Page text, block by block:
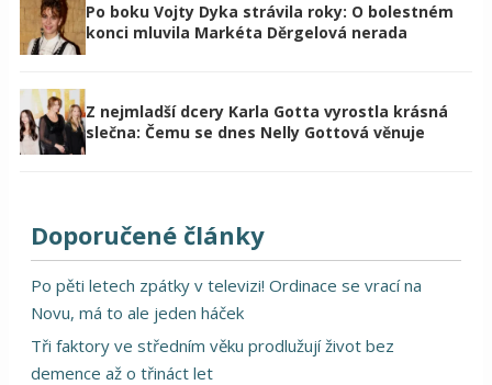
Po boku Vojty Dyka strávila roky: O bolestném
konci mluvila Markéta Děrgelová nerada
Z nejmladší dcery Karla Gotta vyrostla krásná
slečna: Čemu se dnes Nelly Gottová věnuje
Doporučené články
Po pěti letech zpátky v televizi! Ordinace se vrací na
Novu, má to ale jeden háček
Tři faktory ve středním věku prodlužují život bez
demence až o třináct let